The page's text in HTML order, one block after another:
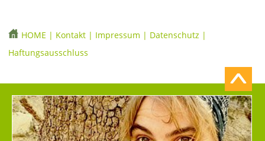
HOME | Kontakt | Impressum | Datenschutz |
Haftungsausschluss